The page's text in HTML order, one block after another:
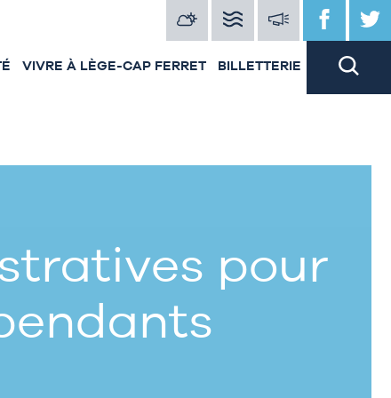
VIVRE À LÈGE-CAP FERRET BILLETTERIE
pour